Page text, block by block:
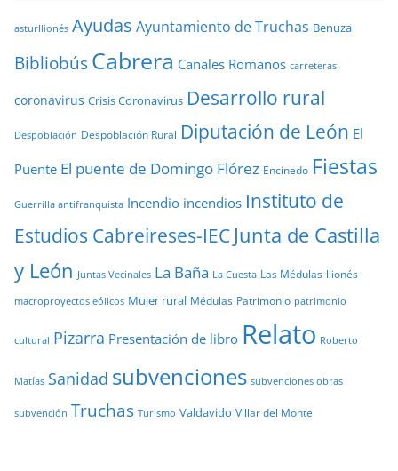
asturllionés Ayudas Ayuntamiento de Truchas Benuza
BibliobúsCabrera Canales Romanos carreteras
coronavirus Crisis Coronavirus Desarrollo rural
Despoblación Despoblación Rural Diputación de León El
Puente El puente de Domingo Flórez Encinedo Fiestas
Guerrilla antifranquista Incendio incendios Instituto de
Estudios Cabreireses-IEC Junta de Castilla
y León Juntas Vecinales La Baña La Cuesta Las Médulas llionés
macroproyectos eólicos Mujer rural Médulas Patrimonio patrimonio
cultural Pizarra Presentación de libro Relato Roberto
Matías Sanidad subvenciones subvenciones obras
subvención Truchas Turismo Valdavido Villar del Monte